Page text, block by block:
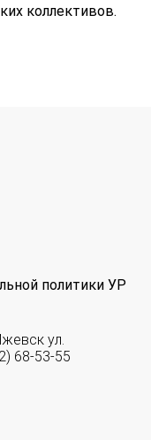
коллективов.
политики УР
ул.
68-53-55